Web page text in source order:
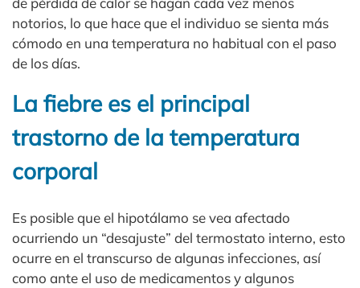
notorios, lo que hace que el individuo se sienta más
cómodo en una temperatura no habitual con el paso
de los días.
La fiebre es el principal
trastorno de la temperatura
corporal
Es posible que el hipotálamo se vea afectado
ocurriendo un “desajuste” del termostato interno, esto
ocurre en el transcurso de algunas infecciones, así
como ante el uso de medicamentos y algunos